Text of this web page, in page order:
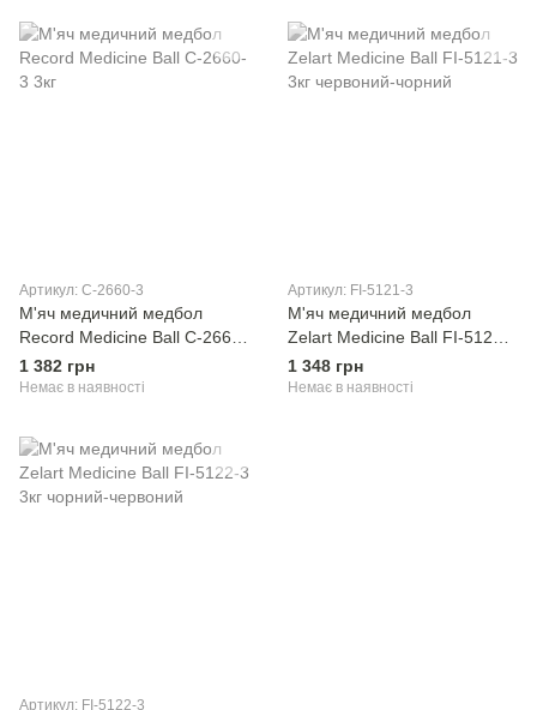
Артикул: C-2660-3
М'яч медичний медбол
Record Medicine Ball C-2660-
3 3кг
1 382 грн
Немає в наявності
Артикул: FI-5121-3
М'яч медичний медбол
Zelart Medicine Ball FI-5121-3
3кг червоний-чорний
1 348 грн
Немає в наявності
Артикул: FI-5122-3